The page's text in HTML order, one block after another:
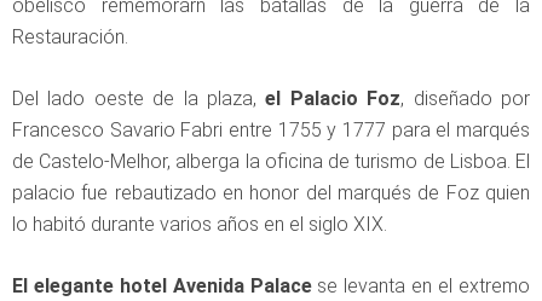
obelisco rememorarn las batallas de la guerra de la
Restauración.
Del lado oeste de la plaza,el Palacio Foz, diseñado por
Francesco Savario Fabri entre 1755 y 1777 para el marqués
de Castelo-Melhor, alberga la oficina de turismo de Lisboa. El
palacio fue rebautizado en honor del marqués de Foz quien
lo habitó durante varios años en el siglo XIX.
El elegante hotel Avenida Palacese levanta en el extremo